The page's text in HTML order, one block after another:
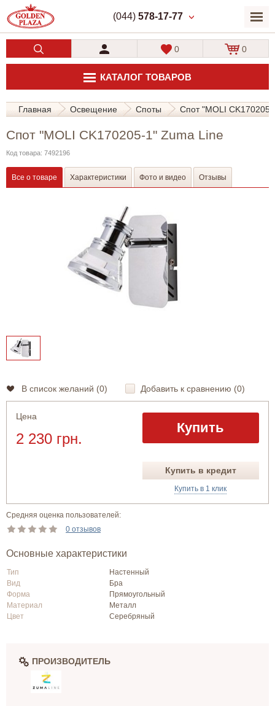
(044) 578-17-77
КАТАЛОГ ТОВАРОВ
0 0
Главная Освещение Споты Спот "MOLI
Спот "MOLI CK170205-1" Zuma Line
Код товара: 7492196
Все о товаре Характеристики Фото и видео Отзывы
В список желаний (0) Добавить к сравнению (0)
Цена
2 230 грн.
Купить
Купить в кредит
Купить в 1 клик
Средняя оценка пользователей:
0 отзывов
Основные характеристики
Тип
Настенный
Вид
Бра
Форма
Прямоугольный
Материал
Металл
Цвет
Серебряный
ПРОИЗВОДИТЕЛЬ